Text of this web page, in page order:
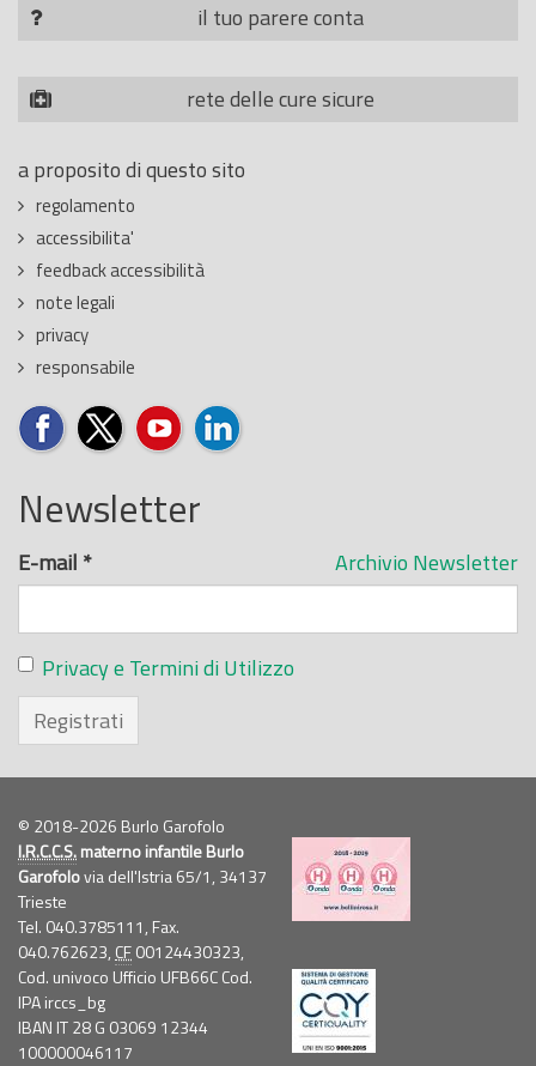
il tuo parere conta
rete delle cure sicure
a proposito di questo sito
regolamento
accessibilita'
feedback accessibilità
note legali
privacy
responsabile
Newsletter
Archivio Newsletter
E-mail *
Privacy e Termini di Utilizzo
Registrati
© 2018-2026 Burlo Garofolo
I.R.C.C.S.materno infantile Burlo
Garofolovia dell'Istria 65/1, 34137
Trieste
Tel. 040.3785111, Fax.
040.762623, CF00124430323,
Cod. univoco Ufficio UFB66C Cod.
IPA irccs_bg
IBAN IT 28 G 03069 12344
100000046117